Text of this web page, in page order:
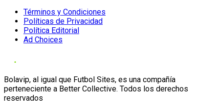
Términos y Condiciones
Políticas de Privacidad
Política Editorial
Ad Choices
Bolavip, al igual que Futbol Sites, es una compañía
perteneciente a Better Collective. Todos los derechos
reservados